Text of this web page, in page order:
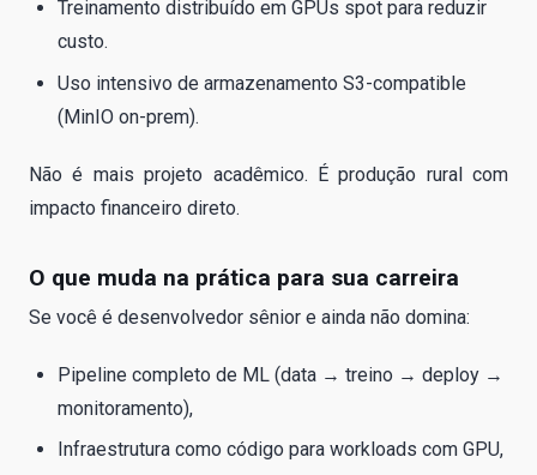
Treinamento distribuído em GPUs spot para reduzir
custo.
Uso intensivo de armazenamento S3-compatible
(MinIO on-prem).
Não é mais projeto acadêmico. É produção rural com
impacto financeiro direto.
O que muda na prática para sua carreira
Se você é desenvolvedor sênior e ainda não domina:
Pipeline completo de ML (data → treino → deploy →
monitoramento),
Infraestrutura como código para workloads com GPU,